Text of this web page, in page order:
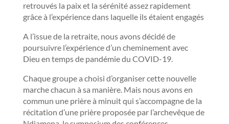
retrouvés la paix et la sérénité assez rapidement
grâce à l’expérience dans laquelle ils étaient engagés
A l’issue de la retraite, nous avons décidé de
poursuivre l’expérience d’un cheminement avec
Dieu en temps de pandémie du COVID-19.
Chaque groupe a choisi d’organiser cette nouvelle
marche chacun à sa manière. Mais nous avons en
commun une prière à minuit qui s’accompagne de la
récitation d’une prière proposée par l’archevêque de